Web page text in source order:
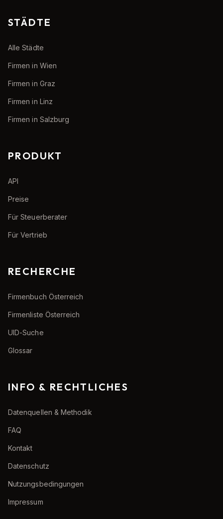
STÄDTE
Alle Städte
Firmen in Wien
Firmen in Graz
Firmen in Linz
Firmen in Salzburg
PRODUKT
API
Preise
Für Steuerberater
Für Vertrieb
RECHERCHE
Firmenbuch Österreich
Firmenliste Österreich
UID-Suche
Glossar
INFO & RECHTLICHES
Datenquellen & Methodik
FAQ
Kontakt
Datenschutz
Nutzungsbedingungen
Impressum